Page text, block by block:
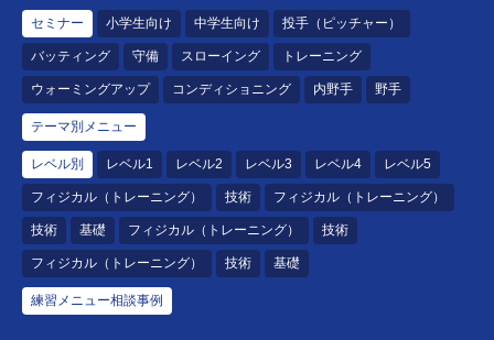
セミナー 小学生向け 中学生向け 投手（ピッチャー）
バッティング 守備 スローイング トレーニング
ウォーミングアップ コンディショニング 内野手 野手
テーマ別メニュー
レベル別 レベル1 レベル2 レベル3 レベル4 レベル5
フィジカル（トレーニング） 技術 フィジカル（トレーニング）
技術 基礎 フィジカル（トレーニング） 技術
フィジカル（トレーニング） 技術 基礎
練習メニュー相談事例